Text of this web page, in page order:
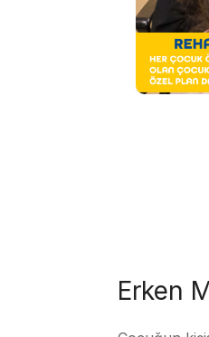
Erken